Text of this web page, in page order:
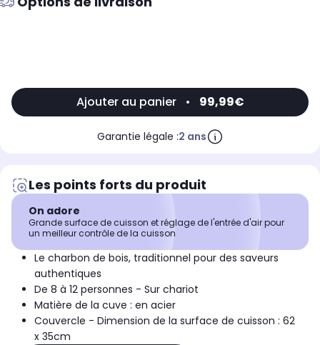
Ajouter au panier • 99,99€
Garantie légale :2 ans
Les points forts du produit
On adore
Grande surface de cuisson et réglage de l'entrée d'air pour
un meilleur contrôle de la cuisson
Le charbon de bois, traditionnel pour des saveurs
authentiques
De 8 à 12 personnes - Sur chariot
Matière de la cuve : en acier
Couvercle - Dimension de la surface de cuisson : 62
x 35cm